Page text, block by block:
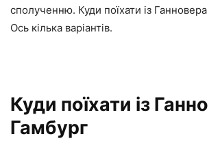
сполученню. Куди поїхати із
Ось кілька варіантів.
Куди поїхати із
Гамбург